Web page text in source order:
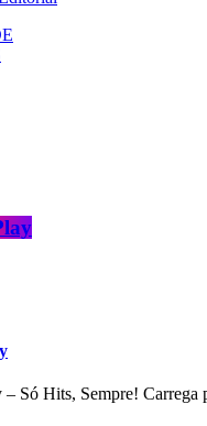
Só Hits, Sempre! Carrega